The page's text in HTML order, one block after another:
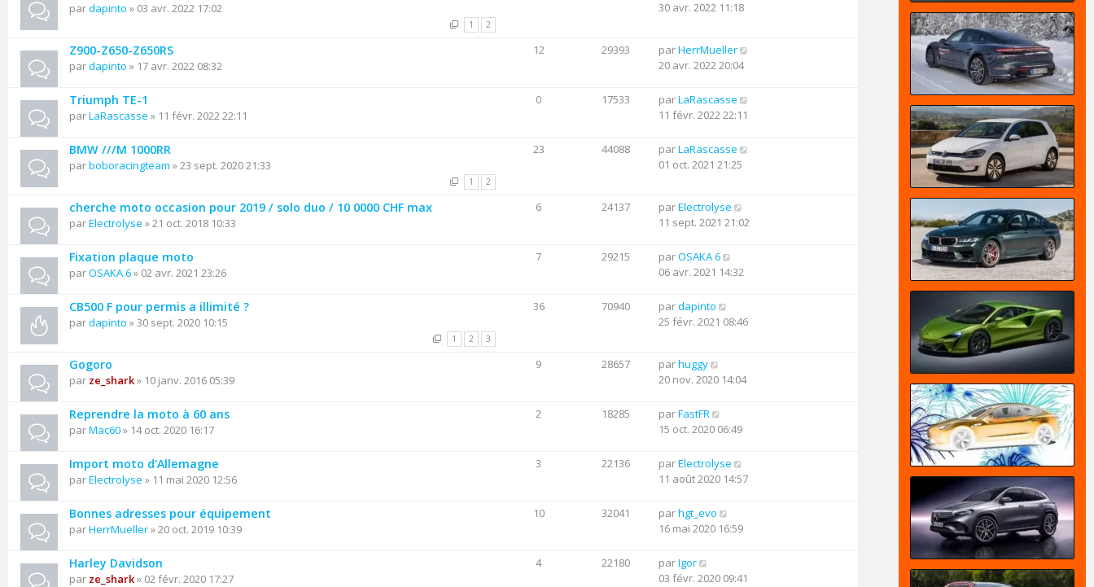
pardapinto » 03 avr. 2022 17:02
1 2
30 avr. 2022 11:18
Z900-Z650-Z650RS
pardapinto » 17 avr. 2022 08:32
12 29393 parHerrMueller
20 avr. 2022 20:04
Triumph TE-1
parLaRascasse » 11 févr. 2022 22:11
0 17533 parLaRascasse
11 févr. 2022 22:11
BMW ///M 1000RR
parboboracingteam » 23 sept. 2020 21:33
1 2
23 44088 parLaRascasse
01 oct. 2021 21:25
cherche moto occasion pour 2019 / solo duo / 10 0000 CHF max
parElectrolyse » 21 oct. 2018 10:33
6 24137 parElectrolyse
11 sept. 2021 21:02
Fixation plaque moto
parOSAKA 6» 02 avr. 2021 23:26
7 29215 parOSAKA 6
06 avr. 2021 14:32
CB500 F pour permis a illimité ?
pardapinto » 30 sept. 2020 10:15
1 2 3
36 70940 pardapinto
25 févr. 2021 08:46
Gogoro
par ze_shark» 10 janv. 2016 05:39
9 28657 parhuggy
20 nov. 2020 14:04
Reprendre la moto à 60 ans
parMac60» 14 oct. 2020 16:17
2 18285 parFastFR
15 oct. 2020 06:49
Import moto d'Allemagne
parElectrolyse » 11 mai 2020 12:56
3 22136 parElectrolyse
11 août 2020 14:57
Bonnes adresses pour équipement
parHerrMueller» 20 oct. 2019 10:39
10 32041 parhgt_evo
16 mai 2020 16:59
Harley Davidson
par ze_shark» 02 févr. 2020 17:27
4 22180 parIgor
03 févr. 2020 09:41